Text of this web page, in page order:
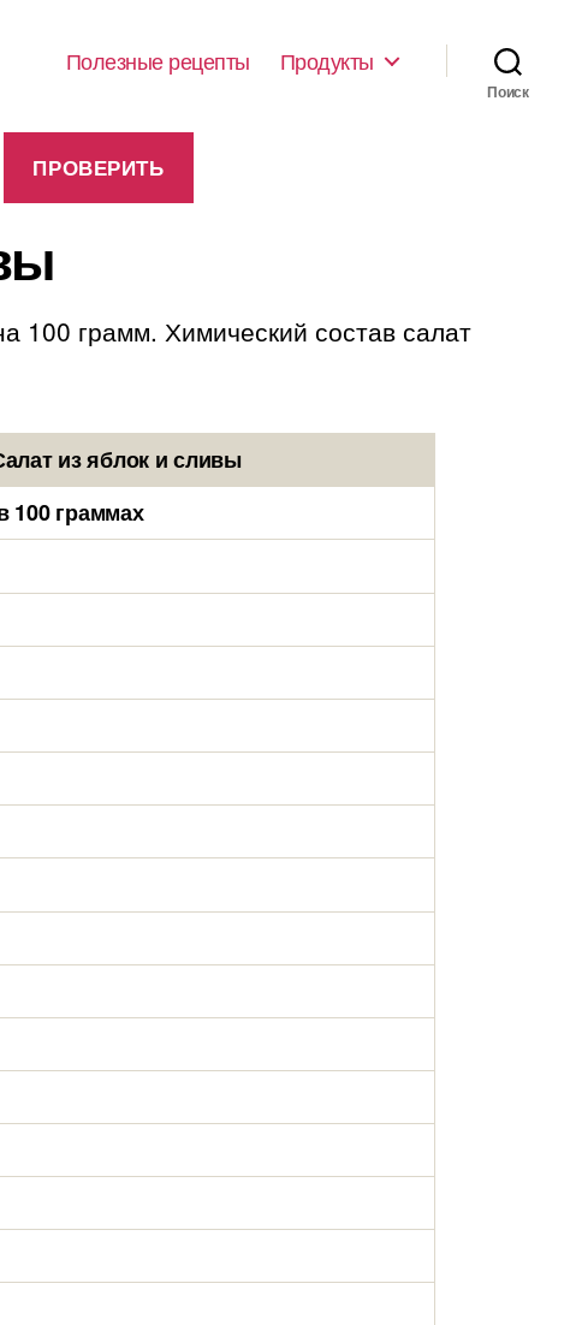
Полезные рецепты Продукты
Поиск
100 грамм. Химический состав салат
из яблок и сливы
100 граммах